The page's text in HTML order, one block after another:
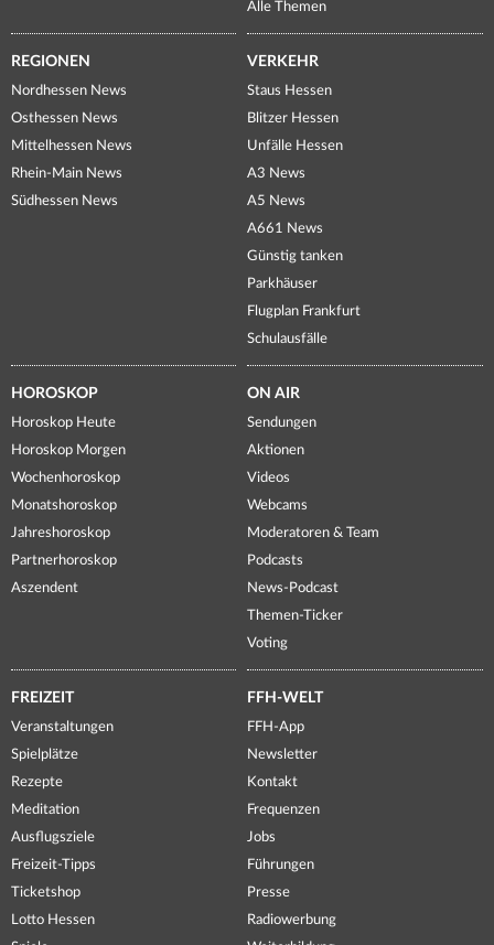
Alle Themen
REGIONEN
Nordhessen News
Osthessen News
Mittelhessen News
Rhein-Main News
Südhessen News
VERKEHR
Staus Hessen
Blitzer Hessen
Unfälle Hessen
A3 News
A5 News
A661 News
Günstig tanken
Parkhäuser
Flugplan Frankfurt
Schulausfälle
HOROSKOP
Horoskop Heute
Horoskop Morgen
Wochenhoroskop
Monatshoroskop
Jahreshoroskop
Partnerhoroskop
Aszendent
ON AIR
Sendungen
Aktionen
Videos
Webcams
Moderatoren & Team
Podcasts
News-Podcast
Themen-Ticker
Voting
FREIZEIT
Veranstaltungen
Spielplätze
Rezepte
Meditation
Ausflugsziele
Freizeit-Tipps
Ticketshop
Lotto Hessen
FFH-WELT
FFH-App
Newsletter
Kontakt
Frequenzen
Jobs
Führungen
Presse
Radiowerbung